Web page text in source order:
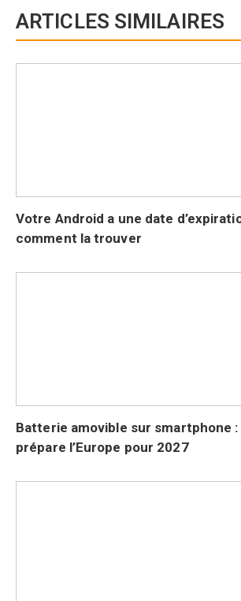
ARTICLES SIMILAIRES
Votre Android a une date
comment la trouver
Batterie amovible sur smartphone :
prépare l’Europe pour 2027